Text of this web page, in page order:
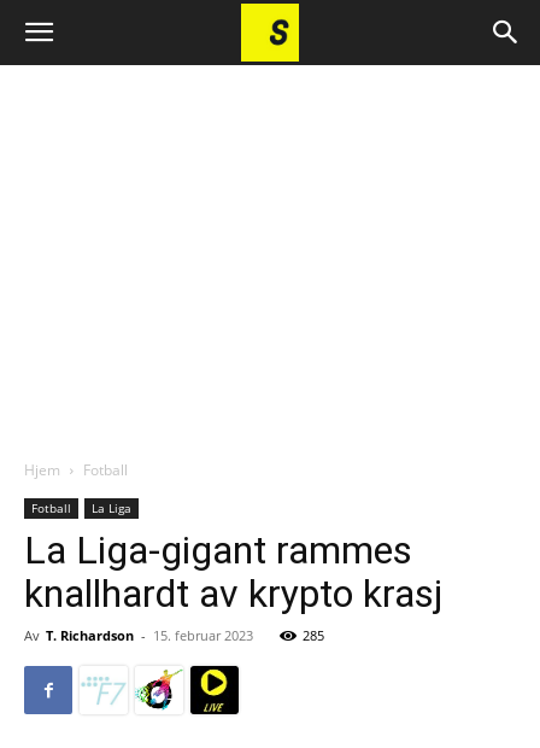
Hjem Fotball
Fotball La Liga
La Liga-gigant rammes
knallhardt av krypto krasj
Av T. Richardson - 15. februar 2023 285